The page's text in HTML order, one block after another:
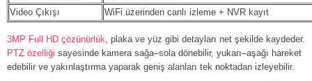
Video Çıkışı
WiFi üzerinden canlı izleme + NVR kayıt
3MP Full HD çözünürlük , plaka ve yüz gibi detayları net şekilde kaydeder.
PTZ özelliği sayesinde kamera sağa–sola dönebilir, yukarı–aşağı hareket
edebilir ve yakınlaştırma yaparak geniş alanları tek noktadan izleyebilir.